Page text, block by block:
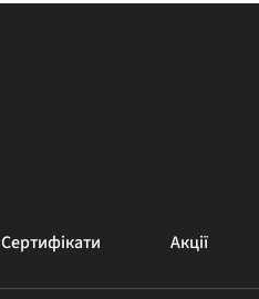
Сертифікати Акції